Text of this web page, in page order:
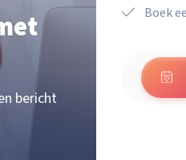
bericht
Boek